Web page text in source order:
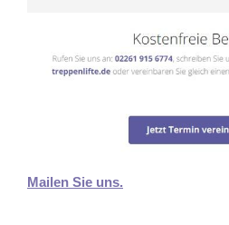
Mailen Sie uns.